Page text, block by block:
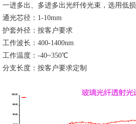
一进多出、多进多出光纤传光束，选用低
通光芯径：1-10mm
护套外径：按客户要求
工作波长：400-1400nm
工作温度：-40~350℃
分支长度：按客户要求定制